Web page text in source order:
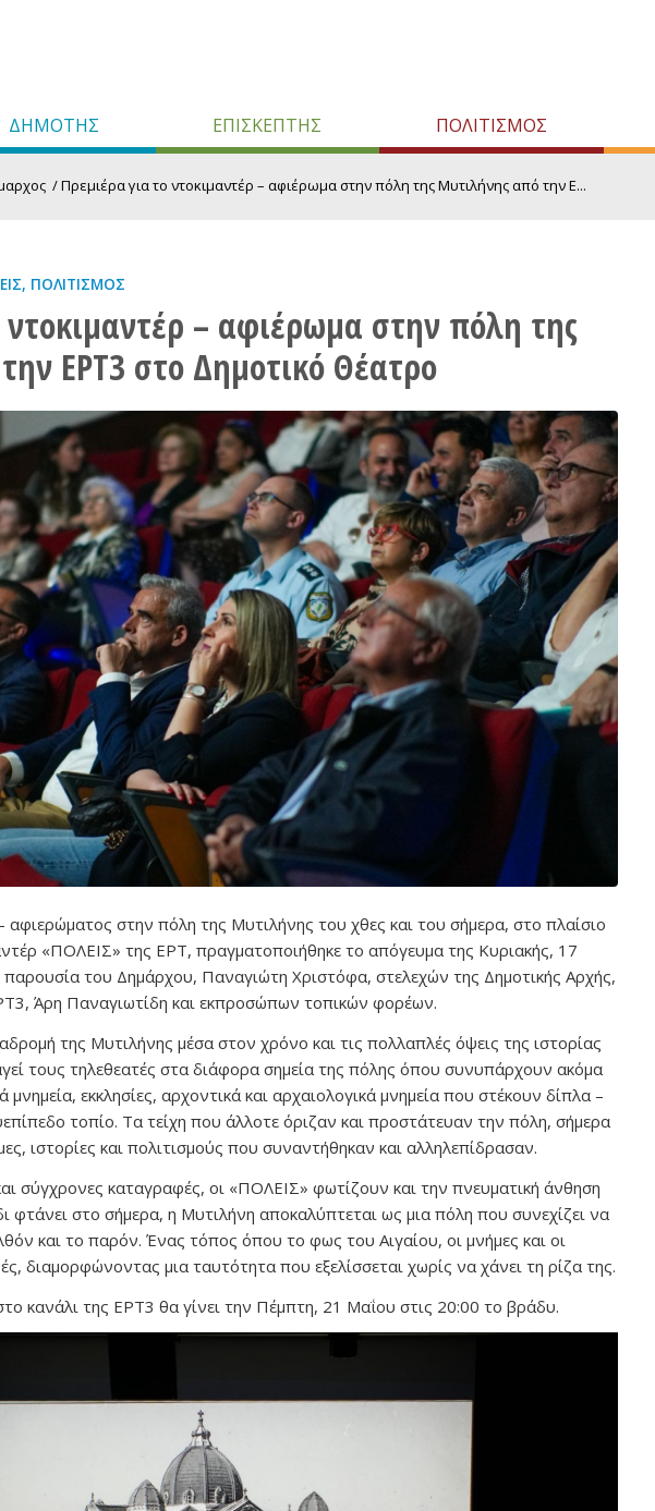
ΔΗΜΟΤΗΣ ΕΠΙΣΚΕΠΤΗΣ ΠΟΛΙΤΙΣΜΟΣ
/Πρεμιέρα για το ντοκιμαντέρ – αφιέρωμα στην πόλη της Μυτιλήνης από την Ε...
, ΠΟΛΙΤΙΣΜΌΣ
ντοκιμαντέρ – αφιέρωμα στην πόλη της
ΕΡΤ3 στο Δημοτικό Θέατρο
αφιερώματος στην πόλη της Μυτιλήνης του χθες και του σήμερα, στο πλαίσιο
«ΠΟΛΕΙΣ» της ΕΡΤ, πραγματοποιήθηκε το απόγευμα της Κυριακής, 17
του Δημάρχου, Παναγιώτη Χριστόφα, στελεχών της Δημοτικής Αρχής,
Άρη Παναγιωτίδη και εκπροσώπων τοπικών φορέων.
της Μυτιλήνης μέσα στον χρόνο και τις πολλαπλές όψεις της ιστορίας
τους τηλεθεατές στα διάφορα σημεία της πόλης όπου συνυπάρχουν ακόμα
εκκλησίες, αρχοντικά και αρχαιολογικά μνημεία που στέκουν δίπλα –
τοπίο. Τα τείχη που άλλοτε όριζαν και προστάτευαν την πόλη, σήμερα
ιστορίες και πολιτισμούς που συναντήθηκαν και αλληλεπίδρασαν.
σύγχρονες καταγραφές, οι «ΠΟΛΕΙΣ» φωτίζουν και την πνευματική άνθηση
φτάνει στο σήμερα, η Μυτιλήνη αποκαλύπτεται ως μια πόλη που συνεχίζει να
και το παρόν. Ένας τόπος όπου το φως του Αιγαίου, οι μνήμες και οι
διαμορφώνοντας μια ταυτότητα που εξελίσσεται χωρίς να χάνει τη ρίζα της.
κανάλι της ΕΡΤ3 θα γίνει την Πέμπτη, 21 Μαΐου στις 20:00 το βράδυ.